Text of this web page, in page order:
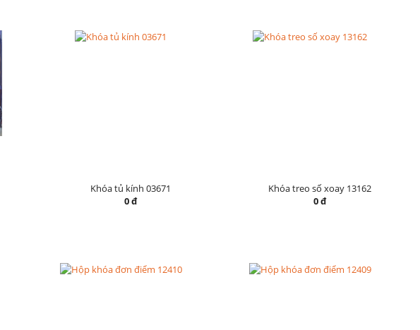
Khóa tủ kính 03671
0 đ
Khóa treo số xoay 13162
0 đ